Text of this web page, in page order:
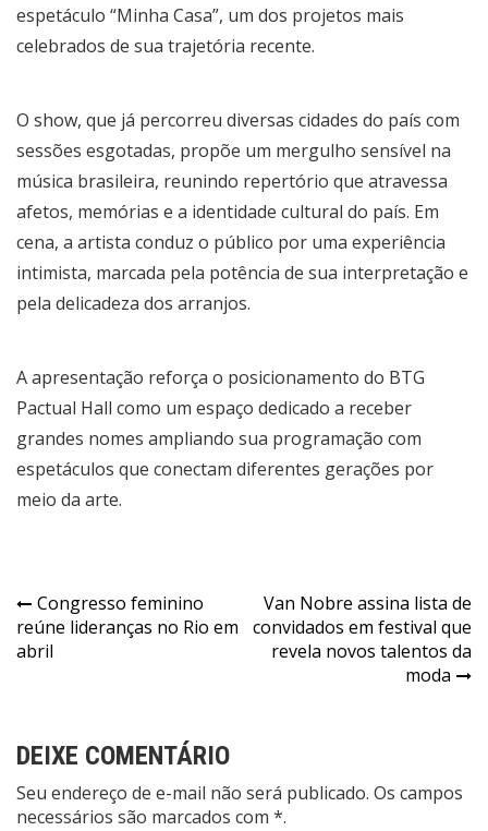
espetáculo “Minha Casa”, um dos projetos mais
celebrados de sua trajetória recente.
O show, que já percorreu diversas cidades do país com
sessões esgotadas, propõe um mergulho sensível na
música brasileira, reunindo repertório que atravessa
afetos, memórias e a identidade cultural do país. Em
cena, a artista conduz o público por uma experiência
intimista, marcada pela potência de sua interpretação e
pela delicadeza dos arranjos.
A apresentação reforça o posicionamento do BTG
Pactual Hall como um espaço dedicado a receber
grandes nomes ampliando sua programação com
espetáculos que conectam diferentes gerações por
meio da arte.
Navegação
de
Congresso feminino
reúne lideranças no Rio em
abril
Van Nobre assina lista de
convidados em festival que
revela novos talentos da
moda
DEIXE COMENTÁRIO
Seu endereço de e-mail não será publicado. Os campos
necessários são marcados com *.